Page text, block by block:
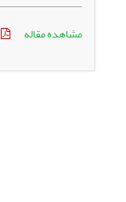
مشاهده مقاله